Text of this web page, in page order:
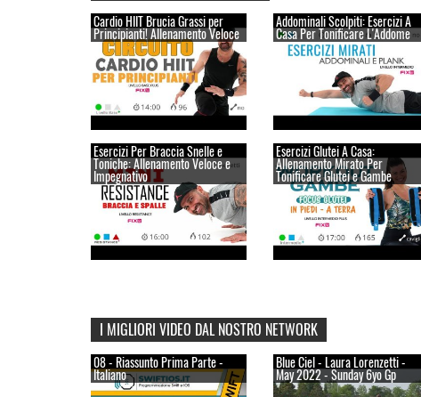
Cardio HIIT Brucia Grassi per
Principianti! Allenamento Veloce
Addominali Scolpiti: Esercizi A
Casa Per Tonificare L'Addome
Esercizi Per Braccia Snelle e
Toniche: Allenamento Veloce e
Impegnativo
Esercizi Glutei A Casa:
Allenamento Mirato Per
Tonificare Glutei e Gambe
I MIGLIORI VIDEO DAL NOSTRO NETWORK
08 - Riassunto Prima Parte -
Italiano
Blue Ciel - Laura Lorenzetti -
May 2022 - Sunday 6yo Gp